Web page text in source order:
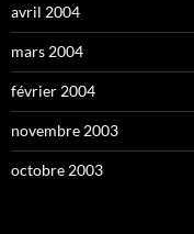
avril 2004
mars 2004
février 2004
novembre 2003
octobre 2003